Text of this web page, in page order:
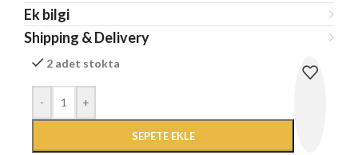
Ek bilgi
Shipping & Delivery
2 adet stokta
- +
SEPETE EKLE